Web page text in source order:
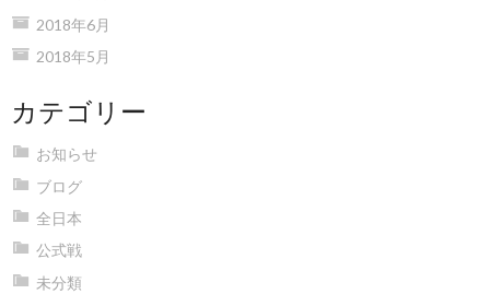
2018年6月
2018年5月
カテゴリー
お知らせ
ブログ
全日本
公式戦
未分類